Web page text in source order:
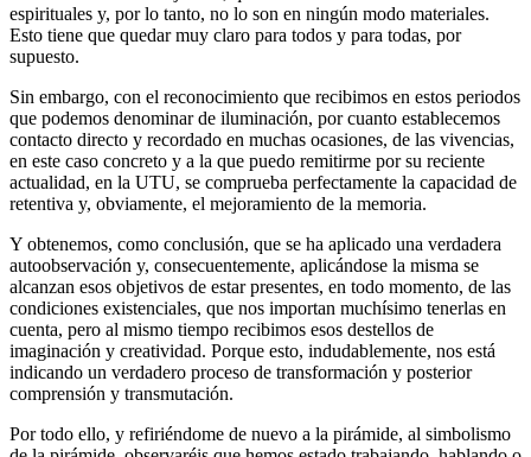
espirituales y, por lo tanto, no lo son en ningún modo materiales.
Esto tiene que quedar muy claro para todos y para todas, por
supuesto.
Sin embargo, con el reconocimiento que recibimos en estos periodos
que podemos denominar de iluminación, por cuanto establecemos
contacto directo y recordado en muchas ocasiones, de las vivencias,
en este caso concreto y a la que puedo remitirme por su reciente
actualidad, en la UTU, se comprueba perfectamente la capacidad de
retentiva y, obviamente, el mejoramiento de la memoria.
Y obtenemos, como conclusión, que se ha aplicado una verdadera
autoobservación y, consecuentemente, aplicándose la misma se
alcanzan esos objetivos de estar presentes, en todo momento, de las
condiciones existenciales, que nos importan muchísimo tenerlas en
cuenta, pero al mismo tiempo recibimos esos destellos de
imaginación y creatividad. Porque esto, indudablemente, nos está
indicando un verdadero proceso de transformación y posterior
comprensión y transmutación.
Por todo ello, y refiriéndome de nuevo a la pirámide, al simbolismo